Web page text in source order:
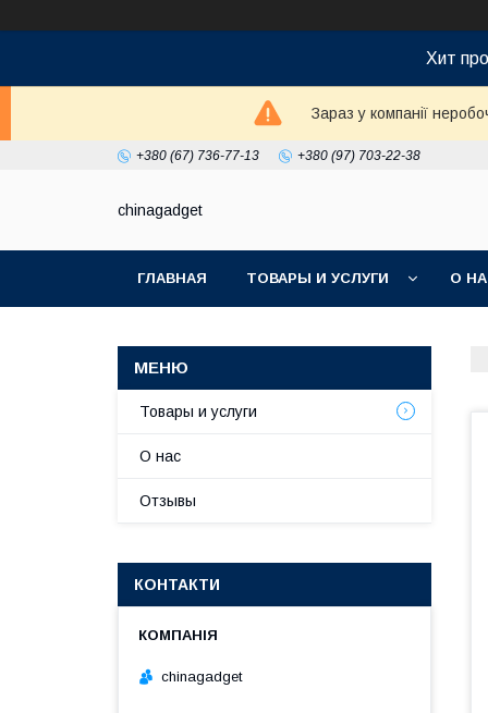
Хит
Зараз у компанії
+380 (67) 736-77-13 +380 (97) 703-22-38
chinagadget
ГЛАВНАЯ ТОВАРЫ И УСЛУГИ О
Товары и услуги
О нас
Отзывы
КОНТАКТИ
chinagadget